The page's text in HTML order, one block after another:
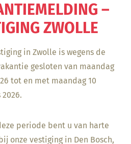
–
ZWOLLE
in Zwolle is wegens de
gesloten van maandag
tot en met maandag 10
periode bent u van harte
onze vestiging in Den Bosch,